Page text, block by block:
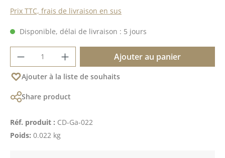
Prix TTC, frais de livraison en sus
Disponible, délai de livraison : 5 jours
Quantité de produit : Entrez la quantité
Ajouter au panier
Ajouter à la liste de souhaits
Share product
Réf. produit : CD-Ga-022
Poids: 0.022 kg